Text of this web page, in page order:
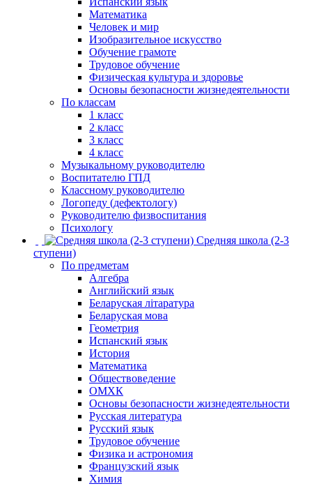
Математика
Человек и мир
Изобразительное искусство
Обучение грамоте
Трудовое обучение
Физическая культура и здоровье
Основы безопасности жизнедеятельности
По классам
1 класс
2 класс
3 класс
4 класс
Музыкальному руководителю
Воспитателю ГПД
Классному руководителю
Логопеду (дефектологу)
Руководителю физвоспитания
Психологу
Средняя школа (2-3
ступени)
По предметам
Алгебра
Английский язык
Беларуская літаратура
Беларуская мова
Геометрия
Испанский язык
История
Математика
Обществоведение
ОМХК
Основы безопасности жизнедеятельности
Русская литература
Русский язык
Трудовое обучение
Физика и астрономия
Французский язык
Химия